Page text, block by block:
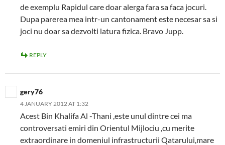
de exemplu Rapidul care doar alerga fara sa faca jocuri.
Dupa parerea mea intr-un cantonament este necesar sa si
joci nu doar sa dezvolti latura fizica. Bravo Jupp.
REPLY
gery76
4 JANUARY 2012 AT 1:32
Acest Bin Khalifa Al -Thani ,este unul dintre cei ma
controversati emiri din Orientul Mijlociu ,cu merite
extraordinare in domeniul infrastructurii Qatarului,mare